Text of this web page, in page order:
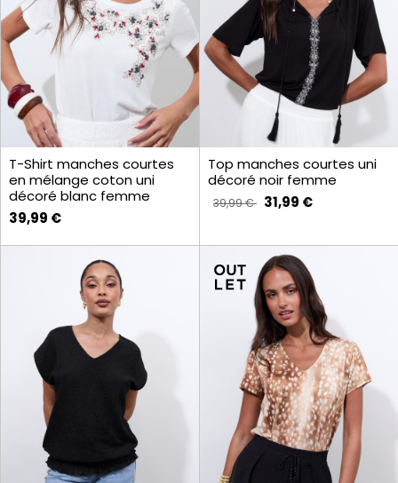
T-Shirt manches courtes
en mélange coton uni
décoré blanc femme
39,99 €
Top manches courtes uni
décoré noir femme
39,99 € 31,99 €